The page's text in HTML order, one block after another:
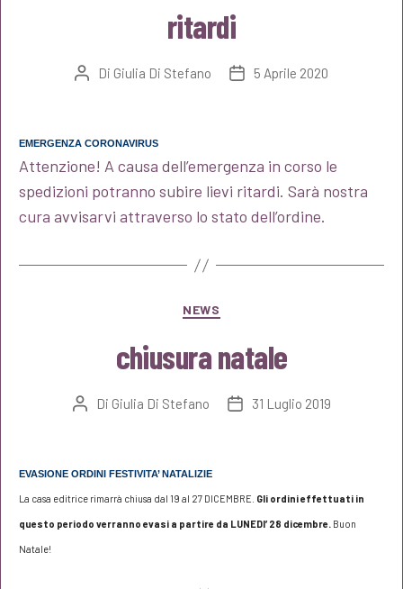
ritardi
Autore
Di Giulia Di Stefano
Data5 Aprile 2020
EMERGENZA CORONAVIRUS
Attenzione! A causa dell’emergenza in corso le
spedizioni potranno subire lievi ritardi. Sarà nostra
cura avvisarvi attraverso lo stato dell’ordine.
Categorie
NEWS
chiusura natale
Autore
Di Giulia Di Stefano
Data31 Luglio 2019
EVASIONE ORDINI FESTIVITA’ NATALIZIE
La casa editrice rimarrà chiusa dal 19 al 27 DICEMBRE. Gli ordini effettuati in
questo periodo verranno evasi a partire da LUNEDI’ 28 dicembre. Buon
Natale!